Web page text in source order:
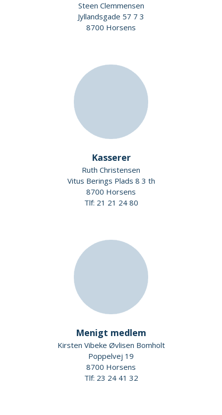
Steen Clemmensen
Jyllandsgade 57 7 3
8700 Horsens
Kasserer
Ruth Christensen
Vitus Berings Plads 8 3 th
8700 Horsens
Tlf: 21 21 24 80
Menigt medlem
Kirsten Vibeke Øvlisen Bomholt
Poppelvej 19
8700 Horsens
Tlf: 23 24 41 32